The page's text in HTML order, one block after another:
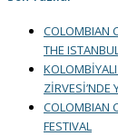
COLOMBIAN
THE
ZİRVESİ’NDE
COLOMBIAN
FESTIVAL